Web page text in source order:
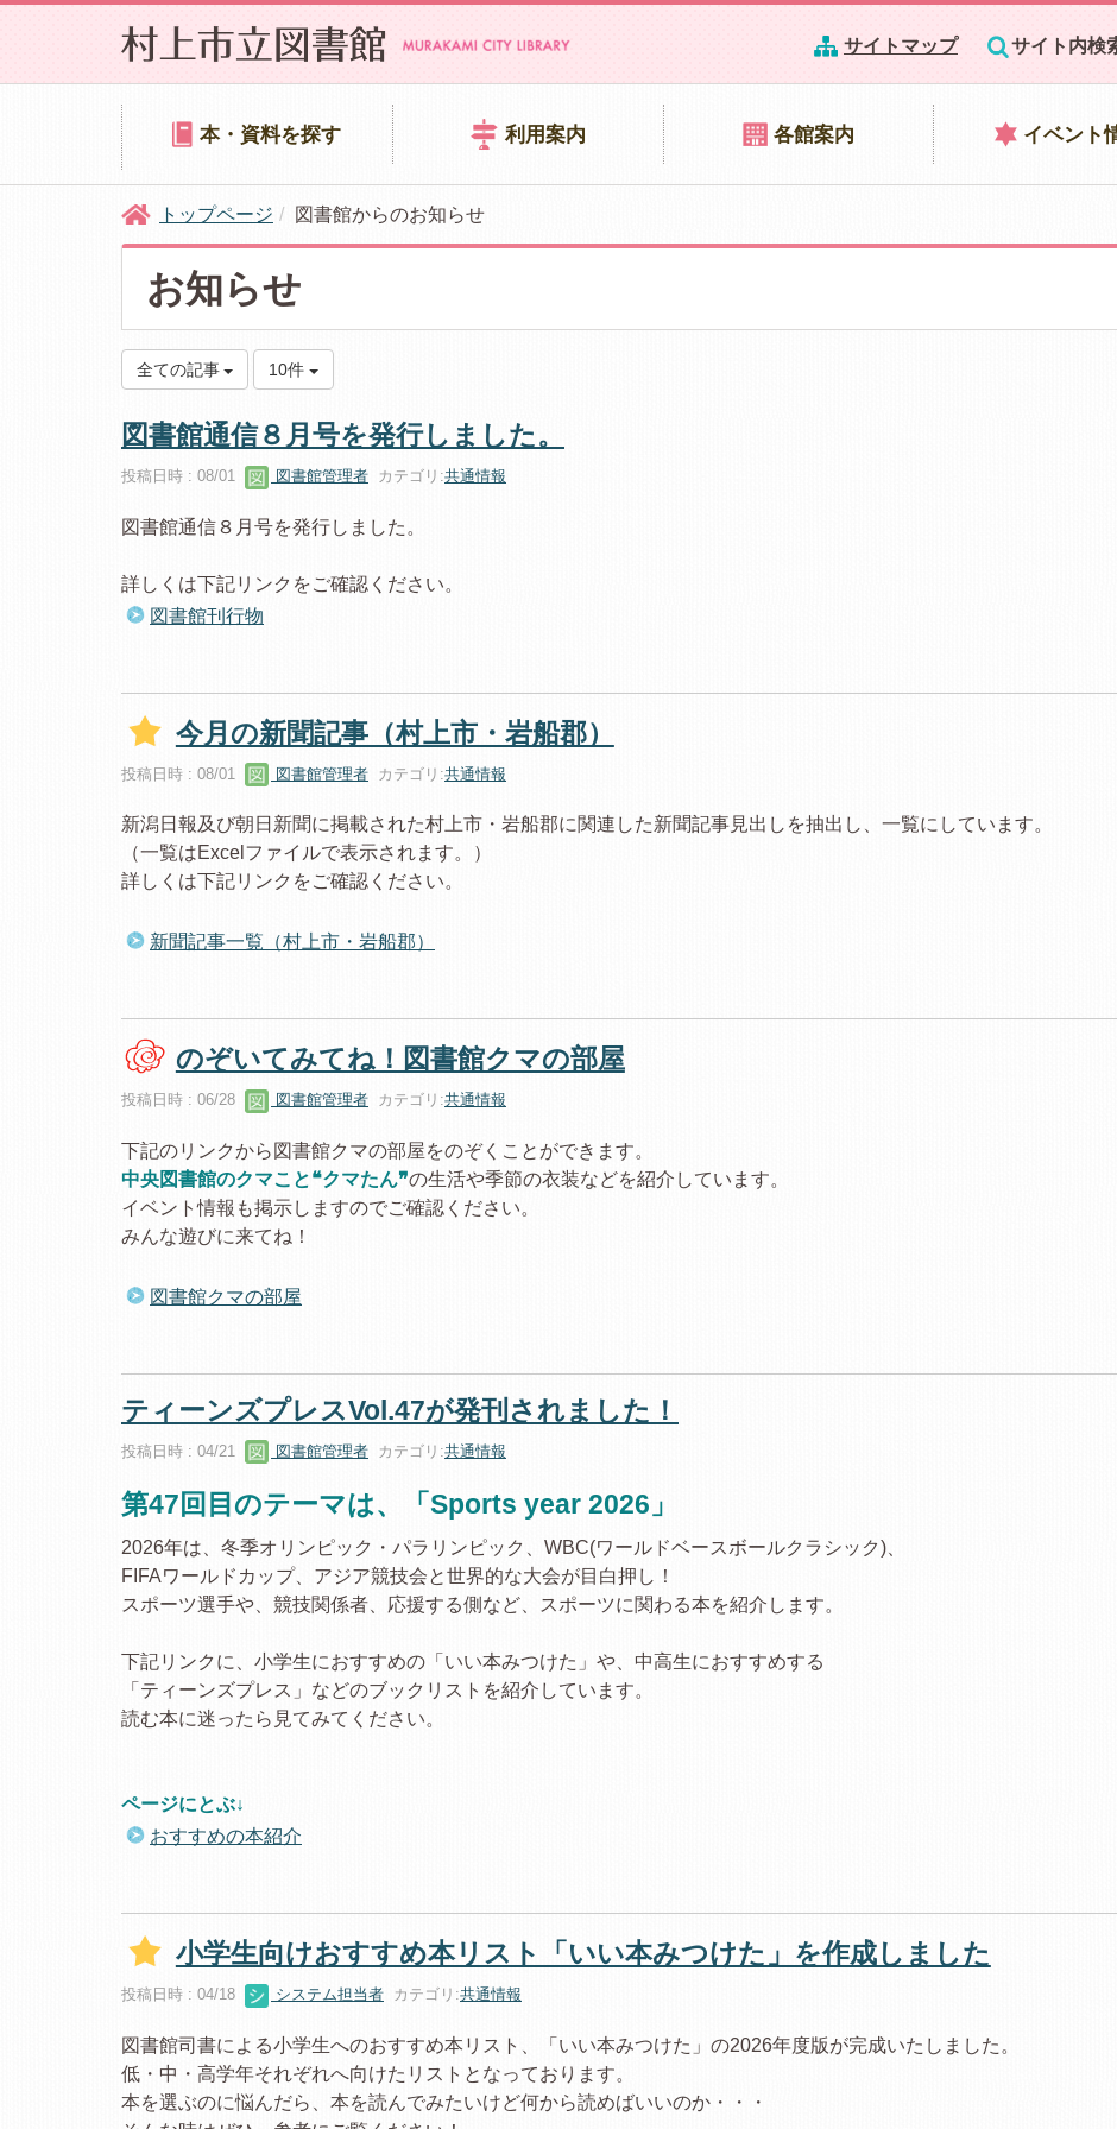
サイトマップ サイト内検
本・資料を探す 利用案内 各館案内 イベント
トップページ 図書館からのお知らせ
お知らせ
全ての記事 10件
図書館通信８月号を発行しました。
投稿日時 : 08/01 図書館管理者 カテゴリ:共通情報
図書館通信８月号を発行しました。
詳しくは下記リンクをご確認ください。
図書館刊行物
今月の新聞記事（村上市・岩船郡）
投稿日時 : 08/01 図書館管理者 カテゴリ:共通情報
新潟日報及び朝日新聞に掲載された村上市・岩船郡に関連した新聞記事見出しを抽出し、一覧にしています。
（一覧はExcelファイルで表示されます。）
詳しくは下記リンクをご確認ください。
新聞記事一覧（村上市・岩船郡）
のぞいてみてね！図書館クマの部屋
投稿日時 : 06/28 図書館管理者 カテゴリ:共通情報
下記のリンクから図書館クマの部屋をのぞくことができます。
中央図書館のクマこと❝クマたん❞の生活や季節の衣装などを紹介しています。
イベント情報も掲示しますのでご確認ください。
みんな遊びに来てね！
図書館クマの部屋
ティーンズプレスVol.47が発刊されました！
投稿日時 : 04/21 図書館管理者 カテゴリ:共通情報
第47回目のテーマは、「Sports year 2026」
2026年は、冬季オリンピック・パラリンピック、WBC(ワールドベースボールクラシック)、
FIFAワールドカップ、アジア競技会と世界的な大会が目白押し！
スポーツ選手や、競技関係者、応援する側など、スポーツに関わる本を紹介します。
下記リンクに、小学生におすすめの「いい本みつけた」や、中高生におすすめする
「ティーンズプレス」などのブックリストを紹介しています。
読む本に迷ったら見てみてください。
ページにとぶ↓
おすすめの本紹介
小学生向けおすすめ本リスト「いい本みつけた」を作成しました
投稿日時 : 04/18 システム担当者 カテゴリ:共通情報
図書館司書による小学生へのおすすめ本リスト、「いい本みつけた」の2026年度版が完成いたしました。
低・中・高学年それぞれへ向けたリストとなっております。
本を選ぶのに悩んだら、本を読んでみたいけど何から読めばいいのか・・・